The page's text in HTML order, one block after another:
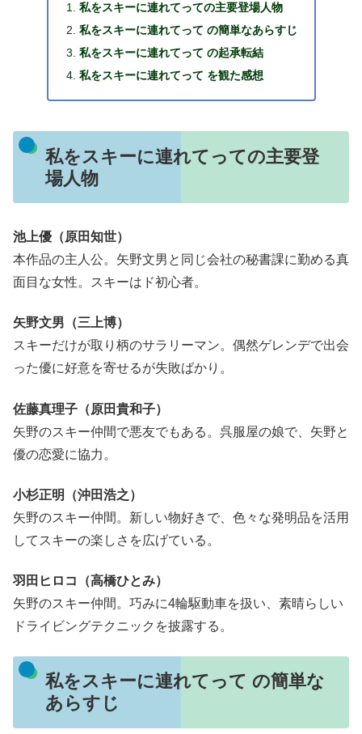
私をスキーに連れてっての主要登場人物
私をスキーに連れてって の簡単なあらすじ
私をスキーに連れてって の起承転結
私をスキーに連れてって を観た感想
私をスキーに連れてっての主要登
場人物
池上優（原田知世）
本作品の主人公。矢野文男と同じ会社の秘書課に勤める真
面目な女性。スキーはド初心者。
矢野文男（三上博）
スキーだけが取り柄のサラリーマン。偶然ゲレンデで出会
った優に好意を寄せるが失敗ばかり。
佐藤真理子（原田貴和子）
矢野のスキー仲間で悪友でもある。呉服屋の娘で、矢野と
優の恋愛に協力。
小杉正明（沖田浩之）
矢野のスキー仲間。新しい物好きで、色々な発明品を活用
してスキーの楽しさを広げている。
羽田ヒロコ（高橋ひとみ）
矢野のスキー仲間。巧みに4輪駆動車を扱い、素晴らしい
ドライビングテクニックを披露する。
私をスキーに連れてって の簡単な
あらすじ